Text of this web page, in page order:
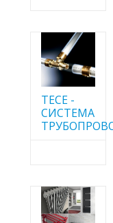
TECE -
CИСТЕМА